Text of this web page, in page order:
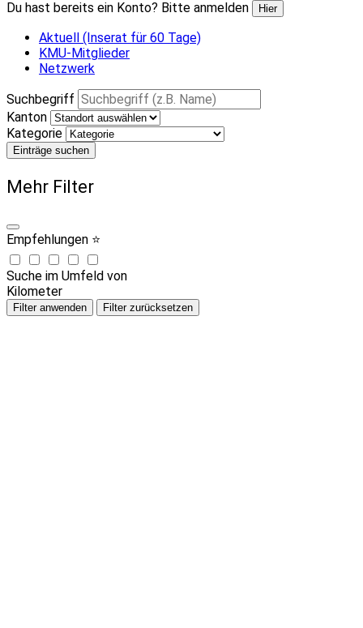
Du hast bereits ein Konto? Bitte anmelden
Hier
Aktuell (Inserat für 60 Tage)
KMU-Mitglieder
Netzwerk
Suchbegriff
Kanton
Kategorie
Einträge suchen
Mehr Filter
Empfehlungen ⭐
Suche im Umfeld von
Kilometer
Filter anwenden Filter zurücksetzen